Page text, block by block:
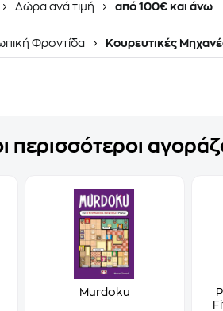
Δώρα ανά τιμή από 100€ και άνω
Φροντίδα Κουρευτικές
περισσότεροι
Murdoku